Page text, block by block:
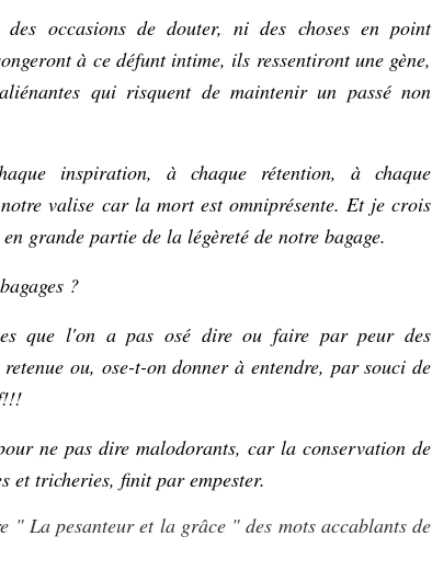
occasions de douter, ni des choses en point
à ce défunt intime, ils ressentiront une gène,
qui risquent de maintenir un passé non
inspiration, à chaque rétention, à chaque
valise car la mort est omniprésente. Et je crois
grande partie de la légèreté de notre bagage.
?
que l'on a pas osé dire ou faire par peur des
ou, ose-t-on donner à entendre, par souci de
ne pas dire malodorants, car la conservation de
et tricheries, finit par empester.
" La pesanteur et la grâce " des mots accablants de